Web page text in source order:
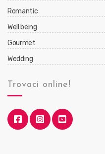
Romantic
Well being
Gourmet
Wedding
Trovaci online!